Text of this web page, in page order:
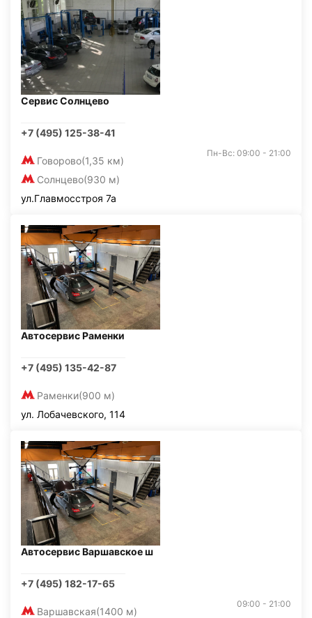
Сервис Солнцево
+7 (495) 125-38-41
Говорово(1,35 км)
Солнцево(930 м)
Пн-Вс: 09:00 - 21:00
ул.Главмосстроя 7а
Автосервис Раменки
+7 (495) 135-42-87
Раменки(900 м)
ул. Лобачевского, 114
Автосервис Варшавское ш
+7 (495) 182-17-65
Варшавская(1400 м)
09:00 - 21:00